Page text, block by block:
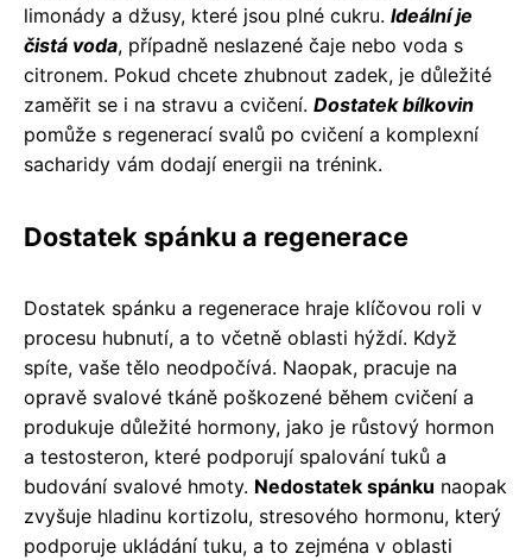
limonády a džusy, které jsou plné cukru. Ideální je
čistá voda, případně neslazené čaje nebo voda s
citronem. Pokud chcete zhubnout zadek, je důležité
zaměřit se i na stravu a cvičení. Dostatek bílkovin
pomůže s regenerací svalů po cvičení a komplexní
sacharidy vám dodají energii na trénink.
Dostatek spánku a regenerace
Dostatek spánku a regenerace hraje klíčovou roli v
procesu hubnutí, a to včetně oblasti hýždí. Když
spíte, vaše tělo neodpočívá. Naopak, pracuje na
opravě svalové tkáně poškozené během cvičení a
produkuje důležité hormony, jako je růstový hormon
a testosteron, které podporují spalování tuků a
budování svalové hmoty. Nedostatek spánku naopak
zvyšuje hladinu kortizolu, stresového hormonu, který
podporuje ukládání tuku, a to zejména v oblasti